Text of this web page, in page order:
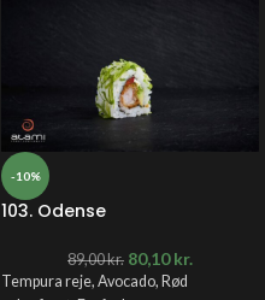
-10%
103. Odense
89,00kr. 80,10kr.
Tempura reje, Avocado, Rød